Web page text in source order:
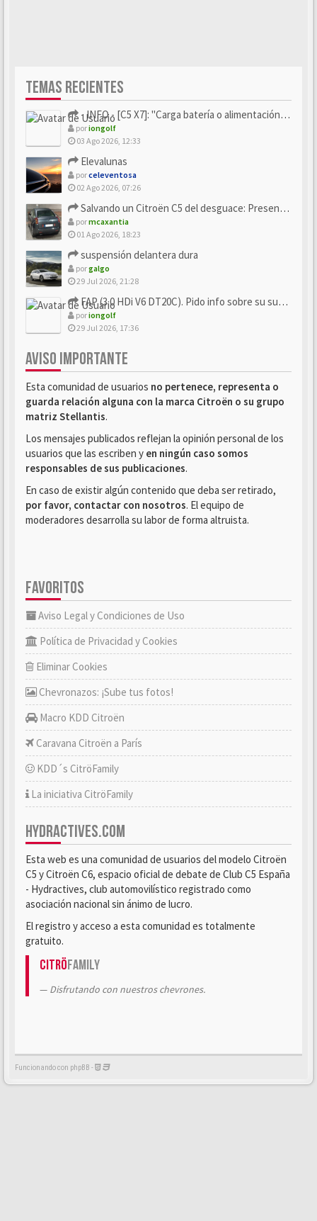
TEMAS RECIENTES
- INFO - [C5 X7]: "Carga batería o alimentación eléctri...
poriongolf
03 Ago 2026, 12:33
Elevalunas
porceleventosa
02 Ago 2026, 07:26
Salvando un Citroën C5 del desguace: Presentación y seguimiento
pormcaxantia
01 Ago 2026, 18:23
suspensión delantera dura
porgalgo
29 Jul 2026, 21:28
FAP (3.0 HDi V6 DT20C). Pido info sobre su sustitución
poriongolf
29 Jul 2026, 17:36
AVISO IMPORTANTE
Esta comunidad de usuarios no pertenece, representa o
guarda relación alguna con la marca Citroën o su grupo
matriz Stellantis.
Los mensajes publicados reflejan la opinión personal de los
usuarios que las escriben y en ningún caso somos
responsables de sus publicaciones.
En caso de existir algún contenido que deba ser retirado,
por favor, contactar con nosotros. El equipo de
moderadores desarrolla su labor de forma altruista.
FAVORITOS
Aviso Legal y Condiciones de Uso
Política de Privacidad y Cookies
Eliminar Cookies
Chevronazos: ¡Sube tus fotos!
Macro KDD Citroën
Caravana Citroën a París
KDD´s CitröFamily
La iniciativa CitröFamily
HYDRACTIVES.COM
Esta web es una comunidad de usuarios del modelo Citroën
C5 y Citroën C6, espacio oficial de debate de Club C5 España
- Hydractives, club automovilístico registrado como
asociación nacional sin ánimo de lucro.
El registro y acceso a esta comunidad es totalmente
gratuito.
CitröFamily
Disfrutando con nuestros chevrones.
Funcionando con phpBB -